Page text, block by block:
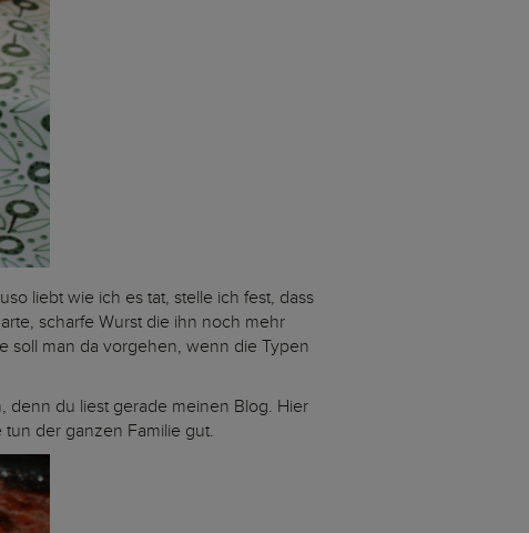
liebt wie ich es tat, stelle ich fest, dass
scharfe Wurst die ihn noch mehr
soll man da vorgehen, wenn die Typen
denn du liest gerade meinen Blog. Hier
der ganzen Familie gut.